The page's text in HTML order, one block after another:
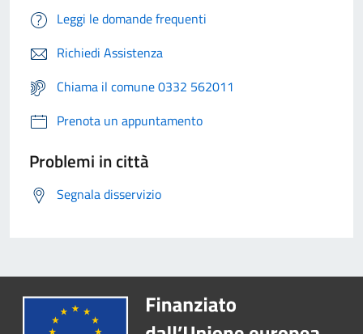
Leggi le domande frequenti
Richiedi Assistenza
Chiama il comune 0332 562011
Prenota un appuntamento
Problemi in città
Segnala disservizio